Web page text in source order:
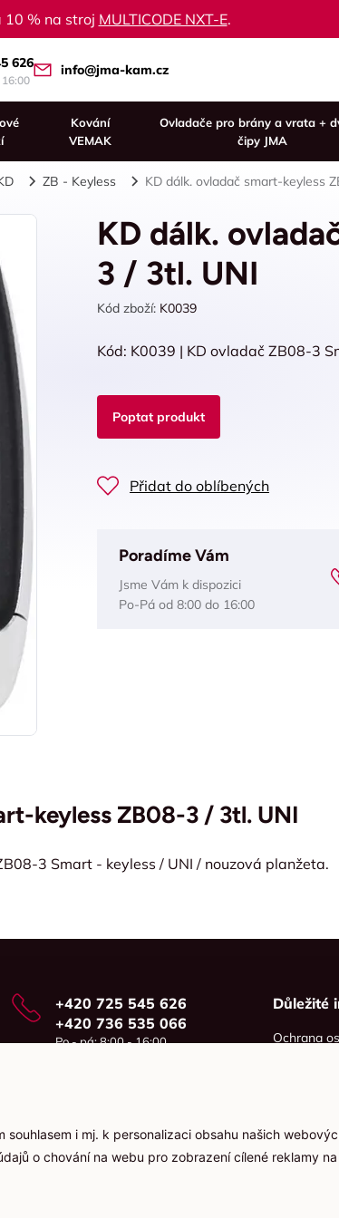
10 % na stroj MULTICODE NXT-E.
626 info@jma-kam.cz
Kování
VEMAK
Ovladače pro brány a vrata +
čipy JMA
ZB - Keyless KD dálk. ovladač smart-keyless
KD dálk.
3 / 3tl. UNI
Kód zboží: K0039
Kód: K0039 | KD ovladač ZB08-3
Poptat produkt
Přidat do oblíbených
Poradíme Vám
Jsme Vám k dispozici
Po-Pá od 8:00 do 16:00
keyless ZB08-3 / 3tl. UNI
3 Smart - keyless / UNI / nouzová planžeta.
+420 725 545 626
+420 736 535 066
Po - pá: 8:00 - 16:00
Důležité
Ochrana
i mj. k personalizaci obsahu našich
o chování na webu pro zobrazení cílené reklamy